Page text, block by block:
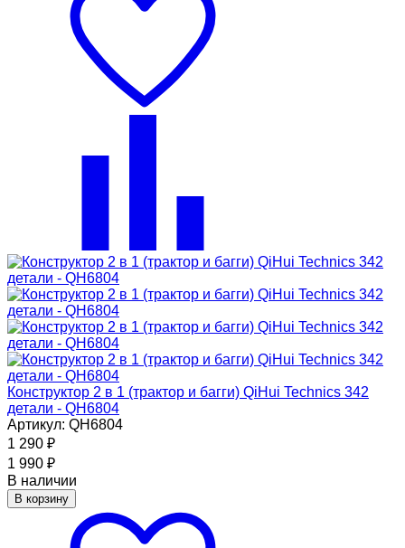
Конструктор 2 в 1 (трактор и багги) QiHui Technics 342
детали - QH6804
Артикул: QH6804
1 290 ₽
1 990 ₽
В наличии
В корзину